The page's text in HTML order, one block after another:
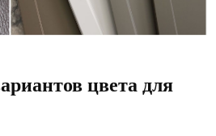
цвета для